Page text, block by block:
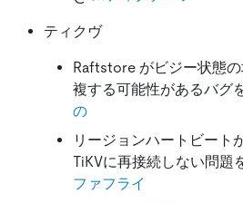
ティクヴ
Raftstore がビジー状態
複する可能性があるバグ
の
リージョンハートビート
TiKVに再接続しない問題
ファフライ